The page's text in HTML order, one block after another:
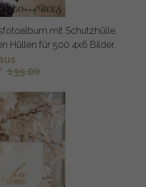
mit Schutzhülle,
Hüllen für 500 4x6 Bilder.
135.00